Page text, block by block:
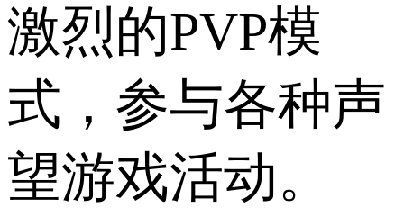
激烈的PVP模
式，参与各种声
望游戏活动。